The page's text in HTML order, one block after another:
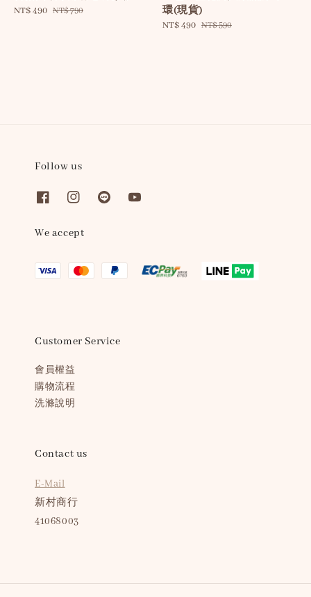
Sale
NT$ 490 Regular
NT$ 790
環(現貨)
Sale
NT$ 490 Regular
NT$ 590
Follow us
We accept
Customer Service
會員權益
購物流程
洗滌說明
Contact us
E-Mail
新村商行
41068003